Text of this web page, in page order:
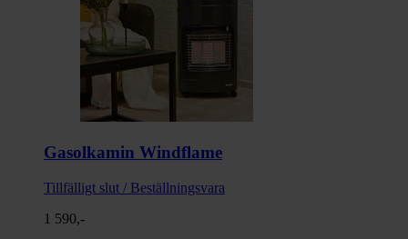
Gasolkamin Windflame
Tillfälligt slut / Beställningsvara
1 590,-